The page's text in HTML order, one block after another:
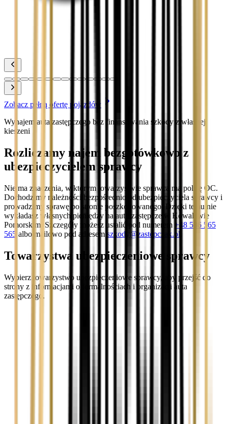
Zobacz pełną ofertę pojazdów
Wynajem auta zastępczego bez finansowania szkody z własnej
kieszeni
Rozliczamy najem bezgotówkowo z
ubezpieczycielem sprawcy
Nie ma znaczenia, w którym towarzystwie sprawca ma polisę OC.
Dochodzimy należności bezpośrednio od ubezpieczyciela sprawcy i
prowadzimy sprawę po stronie poszkodowanego. Dzięki temu nie
wykładasz własnych pieniędzy na auto zastępcze w Kowalewie
Pomorskim. Szczegóły możesz ustalić pod numerem +48 536 565
565 albo mailowo pod adresem szkody@zastepczak.pl
Towarzystwa ubezpieczeniowe sprawcy
Wybierz towarzystwo ubezpieczeniowe sprawcy, aby przejść do
strony z informacjami o formalnościach i organizacji auta
zastępczego.